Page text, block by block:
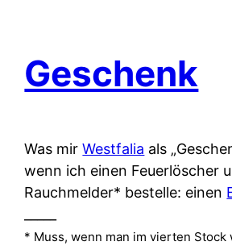
Geschenk
Was mirWestfalia als
wenn ich einen Feuerlöscher
Rauchmelder* bestelle: einen
* Muss, wenn man im vierten Stock